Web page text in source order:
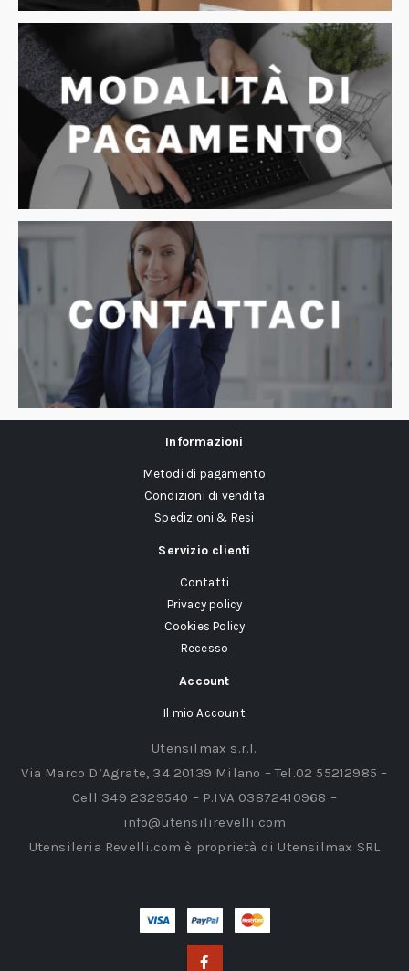
Informazioni
Metodi di pagamento
Condizioni di vendita
Spedizioni & Resi
Servizio clienti
Contatti
Privacy policy
Cookies Policy
Recesso
Account
Il mio Account
Utensilmax s.r.l.
Via Marco D’Agrate, 34 20139 Milano – Tel.02 55212985 –
Cell 349 2329540 – P.IVA 03872410968 –
info@utensilirevelli.com
Utensileria Revelli.com è proprietà di Utensilmax SRL